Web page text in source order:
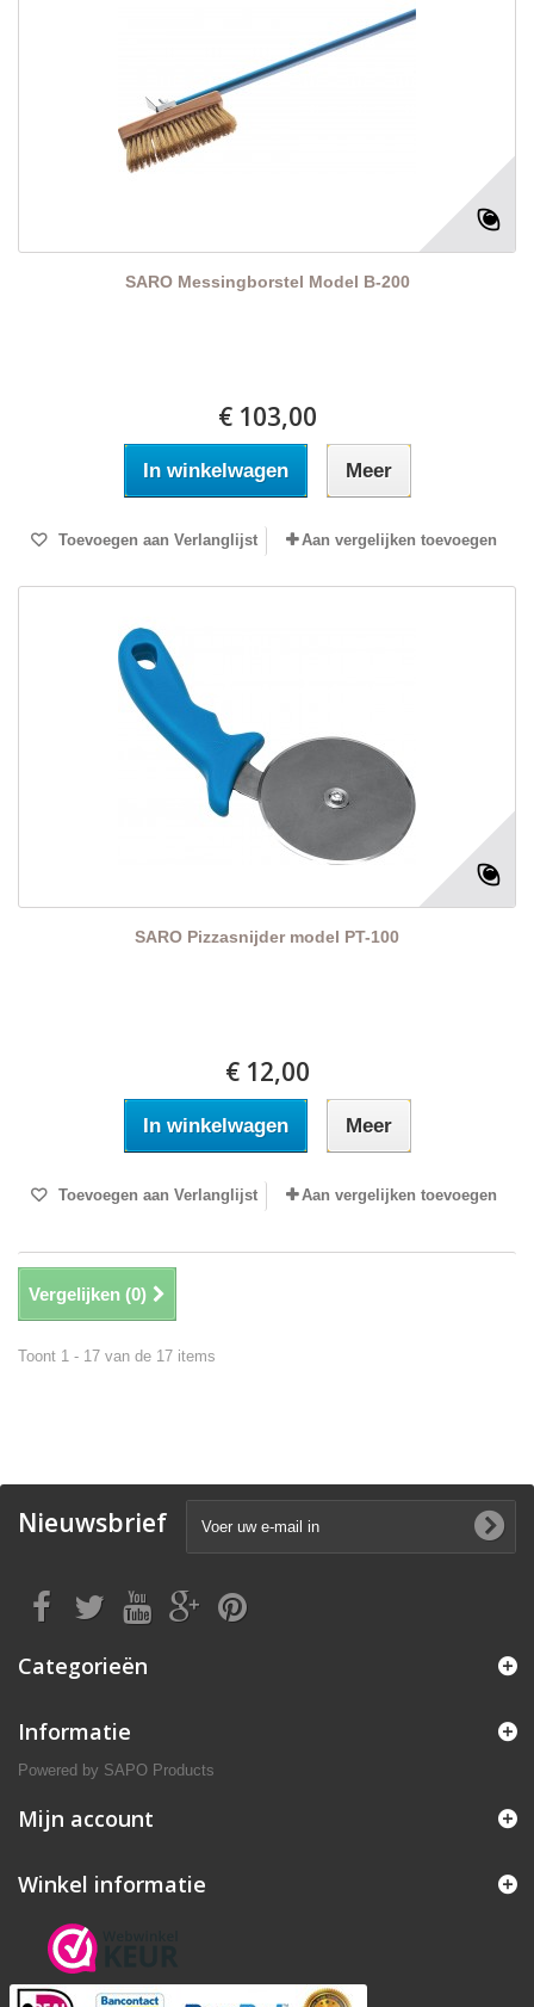
SARO Messingborstel Model B-200
€ 103,00
In winkelwagen Meer
Toevoegen aan Verlanglijst Aan vergelijken toevoegen
SARO Pizzasnijder model PT-100
€ 12,00
In winkelwagen Meer
Toevoegen aan Verlanglijst Aan vergelijken toevoegen
Vergelijken (0)
Toont 1 - 17 van de 17 items
Nieuwsbrief
Categorieën
Informatie
Powered by SAPO Products
Mijn account
Winkel informatie